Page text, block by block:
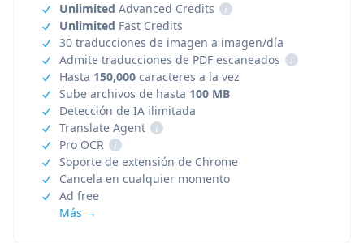
Unlimited Advanced Credits
i
Unlimited Fast Credits
30 traducciones de imagen a imagen/día
Admite traducciones de PDF escaneados
i
Hasta 150,000 caracteres a la vez
Sube archivos de hasta 100 MB
Detección de IA ilimitada
Translate Agent
i
Pro OCR
i
Soporte de extensión de Chrome
Cancela en cualquier momento
Ad free
Más →